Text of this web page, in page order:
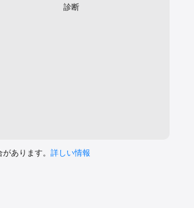
診断
あります。 詳しい情報